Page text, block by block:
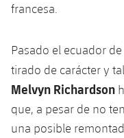
francesa.
Pasado el ecuador
tirado de carácter y
Melvyn Richardson
que, a pesar de no
una posible